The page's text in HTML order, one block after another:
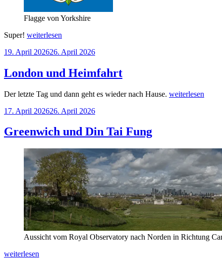
Flagge von Yorkshire
Super! „Rückblick
Fazit“
weiterlesen
Veröffentlicht
19. April 202626. April 2026
London und Heimfahrt
Der letzte Tag und dann geht es wieder nach Hause. „London
weiterlesen
Veröffentlicht
17. April 202626. April 2026
Greenwich und Din Tai Fung
Aussicht vom Royal Observatory nach Norden in Richtung
„Greenwich
weiterlesen